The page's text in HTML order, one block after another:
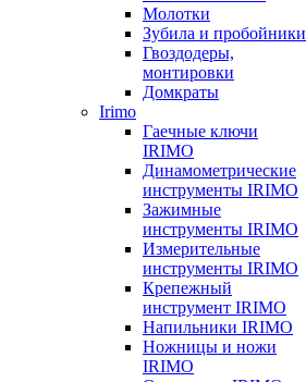
Молотки
Зубила и пробойники
Гвоздодеры,
монтировки
Домкраты
Irimo
Гаечные ключи
IRIMO
Динамометрические
инструменты IRIMO
Зажимные
инструменты IRIMO
Измерительные
инструменты IRIMO
Крепежный
инструмент IRIMO
Напильники IRIMO
Ножницы и ножи
IRIMO